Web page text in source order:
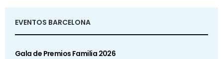
EVENTOS BARCELONA
Gala de Premios Familia 2026